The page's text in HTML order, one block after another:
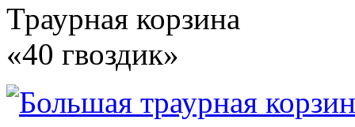
Траурная корзина
«40 гвоздик»